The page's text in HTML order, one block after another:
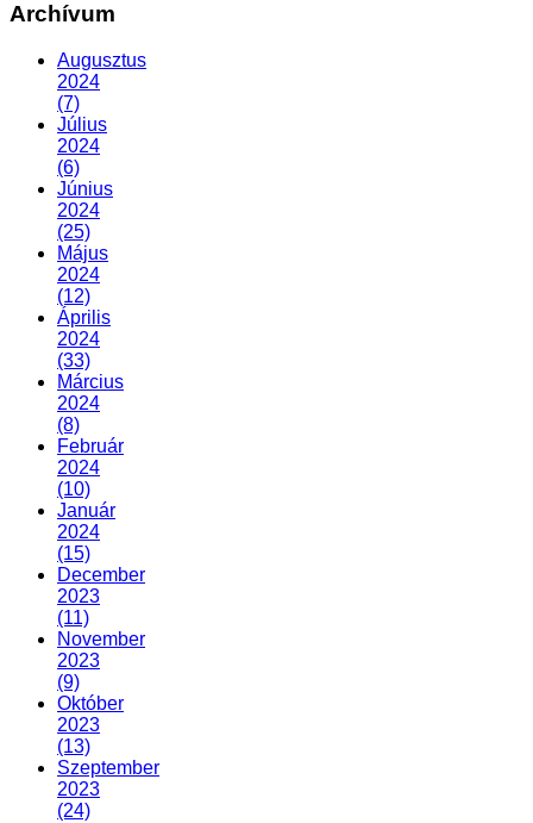
Archívum
Augusztus
2024
(7)
Július
2024
(6)
Június
2024
(25)
Május
2024
(12)
Április
2024
(33)
Március
2024
(8)
Február
2024
(10)
Január
2024
(15)
December
2023
(11)
November
2023
(9)
Október
2023
(13)
Szeptember
2023
(24)